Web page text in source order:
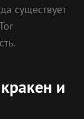
существует
и